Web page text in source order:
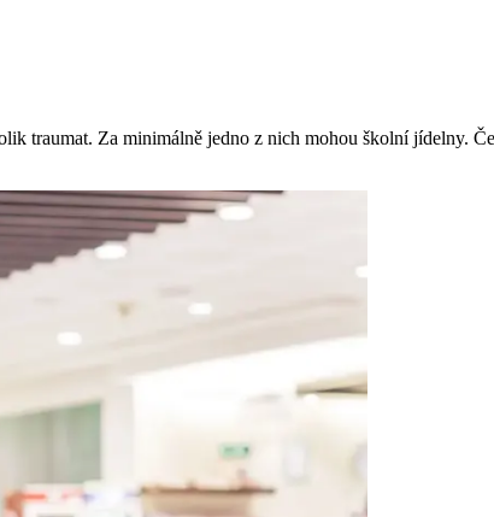
traumat. Za minimálně jedno z nich mohou školní jídelny.